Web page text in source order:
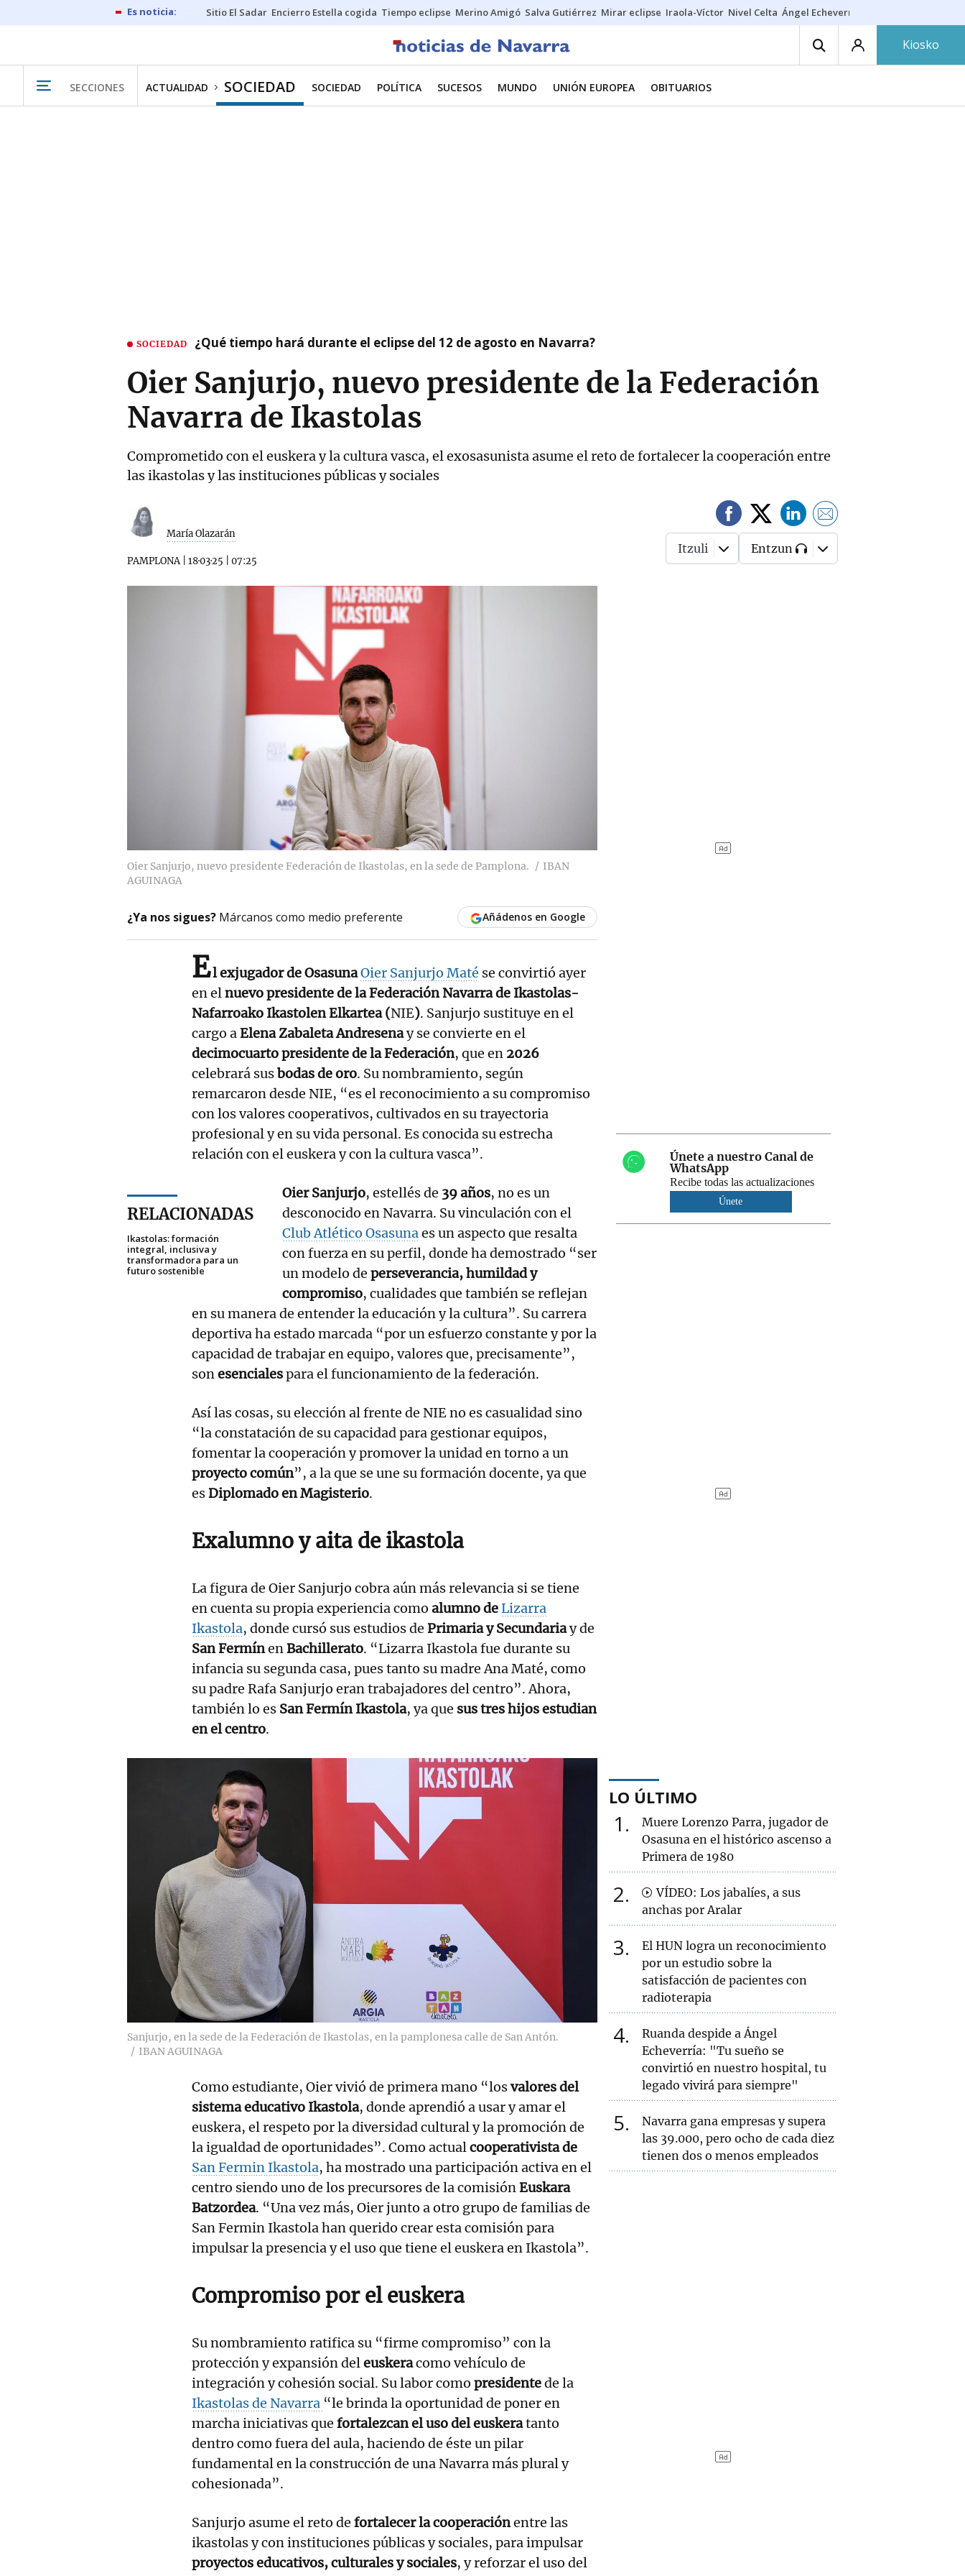
Sitio El Sadar Encierro Estella cogida Tiempo eclipse Merino Amigó Salva Gutiérrez Mirar eclipse Iraola-Víctor Nivel Celta Ángel Echeverría
Kiosko
SECCIONES ACTUALIDAD SOCIEDAD SOCIEDAD POLÍTICA SUCESOS MUNDO UNIÓN EUROPEA OBITUARIOS
SOCIEDAD ¿Qué tiempo hará durante el eclipse del 12 de agosto en Navarra?
Oier Sanjurjo, nuevo presidente de la Federación
Navarra de Ikastolas
Comprometido con el euskera y la cultura vasca, el exosasunista asume el reto de fortalecer la cooperación entre
las ikastolas y las instituciones públicas y sociales
María Olazarán
PAMPLONA| 18·03·25 07:25
Itzuli Entzun
Oier Sanjurjo, nuevo presidente Federación de Ikastolas, en la sede de Pamplona.
IBAN
AGUINAGA
¿Ya nos sigues? Márcanos como medio preferente Añádenos en Google
El exjugador de OsasunaOier Sanjurjo Maté se convirtió ayer
en elnuevo presidente de la Federación Navarra de Ikastolas-
Nafarroako Ikastolen Elkartea (NIE). Sanjurjo sustituye en el
cargo aElena Zabaleta Andresenay se convierte en el
decimocuarto presidente de la Federación, que en 2026
celebrará susbodas de oro. Su nombramiento, según
remarcaron desde NIE, “es el reconocimiento a su compromiso
con los valores cooperativos, cultivados en su trayectoria
profesional y en su vida personal. Es conocida su estrecha
relación con el euskera y con la cultura vasca”.
RELACIONADAS
Ikastolas: formación
integral, inclusiva y
transformadora para un
futuro sostenible
Oier Sanjurjo, estellés de 39 años, no es un
desconocido en Navarra. Su vinculación con el
Club Atlético Osasunaes un aspecto que resalta
con fuerza en su perfil, donde ha demostrado “ser
un modelo de perseverancia, humildad y
compromiso, cualidades que también se reflejan
en su manera de entender la educación y la cultura”. Su carrera
deportiva ha estado marcada “por un esfuerzo constante y por la
capacidad de trabajar en equipo, valores que, precisamente”,
sonesencialespara el funcionamiento de la federación.
Así las cosas, su elección al frente de NIE no es casualidad sino
“la constatación de su capacidad para gestionar equipos,
fomentar la cooperación y promover la unidad en torno a un
proyecto común”, a la que se une su formación docente, ya que
esDiplomado en Magisterio.
Exalumno y aita de ikastola
La figura de Oier Sanjurjo cobra aún más relevancia si se tiene
en cuenta su propia experiencia como alumno deLizarra
Ikastola, donde cursó sus estudios de Primaria y Secundariay de
San FermínenBachillerato. “Lizarra Ikastola fue durante su
infancia su segunda casa, pues tanto su madre Ana Maté, como
su padre Rafa Sanjurjo eran trabajadores del centro”. Ahora,
también lo es San Fermín Ikastola, ya que sus tres hijos estudian
en el centro.
Sanjurjo, en la sede de la Federación de Ikastolas, en la pamplonesa calle de San Antón.
IBAN AGUINAGA
Como estudiante, Oier vivió de primera mano “losvalores del
sistema educativo Ikastola, donde aprendió a usar y amar el
euskera, el respeto por la diversidad cultural y la promoción de
la igualdad de oportunidades”. Como actualcooperativista de
San Fermin Ikastola, ha mostrado una participación activa en el
centro siendo uno de los precursores de la comisiónEuskara
Batzordea. “Una vez más, Oier junto a otro grupo de familias de
San Fermin Ikastola han querido crear esta comisión para
impulsar la presencia y el uso que tiene el euskera en Ikastola”.
Compromiso por el euskera
Su nombramiento ratifica su “firme compromiso” con la
protección y expansión deleuskeracomo vehículo de
integración y cohesión social. Su labor como presidentede la
Ikastolas de Navarra “le brinda la oportunidad de poner en
marcha iniciativas que fortalezcan el uso del euskeratanto
dentro como fuera del aula, haciendo de éste un pilar
fundamental en la construcción de una Navarra más plural y
cohesionada”.
Sanjurjo asume el reto de fortalecer la cooperaciónentre las
ikastolas y con instituciones públicas y sociales, para impulsar
proyectos educativos, culturales y sociales, y reforzar el uso del
Únete a nuestro Canal de
WhatsApp
Recibe todas las actualizaciones
Únete
LO ÚLTIMO
1
Muere Lorenzo Parra, jugador de
Osasuna en el histórico ascenso a
Primera de 1980
2
VÍDEO: Los jabalíes, a sus
anchas por Aralar
3
El HUN logra un reconocimiento
por un estudio sobre la
satisfacción de pacientes con
radioterapia
4
Ruanda despide a Ángel
Echeverría: "Tu sueño se
convirtió en nuestro hospital, tu
legado vivirá para siempre"
5
Navarra gana empresas y supera
las 39.000, pero ocho de cada diez
tienen dos o menos empleados